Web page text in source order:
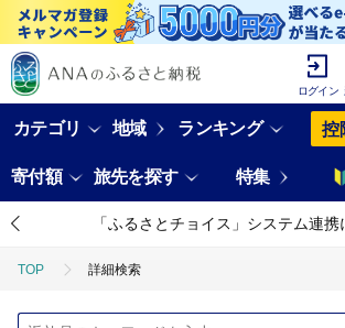
ログイン
カテゴリ 地域 ランキング 控
寄付額 旅先を探す 特集
「ふるさとチョイス」システム連携
TOP 詳細検索